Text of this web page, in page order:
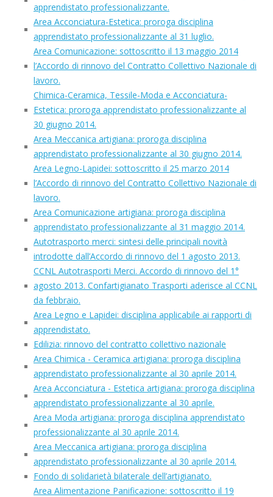
apprendistato professionalizzante.
Area Acconciatura-Estetica: proroga disciplina
apprendistato professionalizzante al 31 luglio.
Area Comunicazione: sottoscritto il 13 maggio 2014
l’Accordo di rinnovo del Contratto Collettivo Nazionale di
lavoro.
Chimica-Ceramica, Tessile-Moda e Acconciatura-
Estetica: proroga apprendistato professionalizzante al
30 giugno 2014.
Area Meccanica artigiana: proroga disciplina
apprendistato professionalizzante al 30 giugno 2014.
Area Legno-Lapidei: sottoscritto il 25 marzo 2014
l’Accordo di rinnovo del Contratto Collettivo Nazionale di
lavoro.
Area Comunicazione artigiana: proroga disciplina
apprendistato professionalizzante al 31 maggio 2014.
Autotrasporto merci: sintesi delle principali novità
introdotte dall’Accordo di rinnovo del 1 agosto 2013.
CCNL Autotrasporti Merci. Accordo di rinnovo del 1°
agosto 2013. Confartigianato Trasporti aderisce al CCNL
da febbraio.
Area Legno e Lapidei: disciplina applicabile ai rapporti di
apprendistato.
Edilizia: rinnovo del contratto collettivo nazionale
Area Chimica - Ceramica artigiana: proroga disciplina
apprendistato professionalizzante al 30 aprile 2014.
Area Acconciatura - Estetica artigiana: proroga disciplina
apprendistato professionalizzante al 30 aprile.
Area Moda artigiana: proroga disciplina apprendistato
professionalizzante al 30 aprile 2014.
Area Meccanica artigiana: proroga disciplina
apprendistato professionalizzante al 30 aprile 2014.
Fondo di solidarietà bilaterale dell’artigianato.
Area Alimentazione Panificazione: sottoscritto il 19